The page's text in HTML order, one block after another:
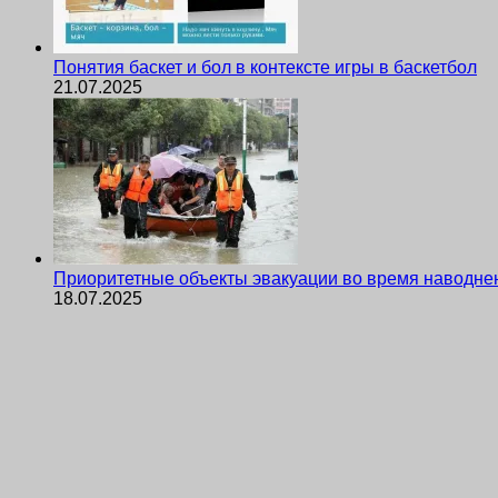
Понятия баскет и бол в контексте игры в баскетбол
21.07.2025
Приоритетные объекты эвакуации во время
18.07.2025